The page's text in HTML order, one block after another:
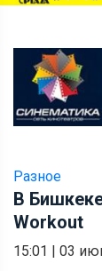
Разное
В
Workout
15:01 | 03